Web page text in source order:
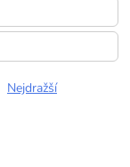
Nejdražší